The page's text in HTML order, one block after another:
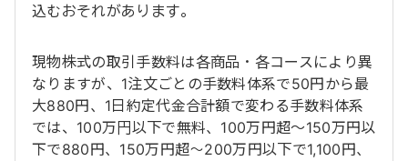
込むおそれがあります。
現物株式の取引手数料は各商品・各コースにより異
なりますが、1注文ごとの手数料体系で50円から最
大880円、1日約定代金合計額で変わる手数料体系
では、100万円以下で無料、100万円超～150万円以
下で880円、150万円超～200万円以下で1,100円、